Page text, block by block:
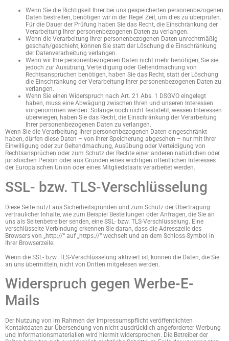
Wenn Sie die Richtigkeit Ihrer bei uns gespeicherten personenbezogenen
Daten bestreiten, benötigen wir in der Regel Zeit, um dies zu überprüfen.
Für die Dauer der Prüfung haben Sie das Recht, die Einschränkung der
Verarbeitung Ihrer personenbezogenen Daten zu verlangen.
Wenn die Verarbeitung Ihrer personenbezogenen Daten unrechtmäßig
geschah/geschieht, können Sie statt der Löschung die Einschränkung
der Datenverarbeitung verlangen.
Wenn wir Ihre personenbezogenen Daten nicht mehr benötigen, Sie sie
jedoch zur Ausübung, Verteidigung oder Geltendmachung von
Rechtsansprüchen benötigen, haben Sie das Recht, statt der Löschung
die Einschränkung der Verarbeitung Ihrer personenbezogenen Daten zu
verlangen.
Wenn Sie einen Widerspruch nach Art. 21 Abs. 1 DSGVO eingelegt
haben, muss eine Abwägung zwischen Ihren und unseren Interessen
vorgenommen werden. Solange noch nicht feststeht, wessen Interessen
überwiegen, haben Sie das Recht, die Einschränkung der Verarbeitung
Ihrer personenbezogenen Daten zu verlangen.
Wenn Sie die Verarbeitung Ihrer personenbezogenen Daten eingeschränkt
haben, dürfen diese Daten – von ihrer Speicherung abgesehen – nur mit Ihrer
Einwilligung oder zur Geltendmachung, Ausübung oder Verteidigung von
Rechtsansprüchen oder zum Schutz der Rechte einer anderen natürlichen oder
juristischen Person oder aus Gründen eines wichtigen öffentlichen Interesses
der Europäischen Union oder eines Mitgliedstaats verarbeitet werden.
SSL- bzw. TLS-Verschlüsselung
Diese Seite nutzt aus Sicherheitsgründen und zum Schutz der Übertragung
vertraulicher Inhalte, wie zum Beispiel Bestellungen oder Anfragen, die Sie an
uns als Seitenbetreiber senden, eine SSL- bzw. TLS-Verschlüsselung. Eine
verschlüsselte Verbindung erkennen Sie daran, dass die Adresszeile des
Browsers von „http://“ auf „https://“ wechselt und an dem Schloss-Symbol in
Ihrer Browserzeile.
Wenn die SSL- bzw. TLS-Verschlüsselung aktiviert ist, können die Daten, die Sie
an uns übermitteln, nicht von Dritten mitgelesen werden.
Widerspruch gegen Werbe-E-
Mails
Der Nutzung von im Rahmen der Impressumspflicht veröffentlichten
Kontaktdaten zur Übersendung von nicht ausdrücklich angeforderter Werbung
und Informationsmaterialien wird hiermit widersprochen. Die Betreiber der